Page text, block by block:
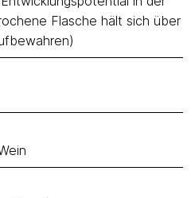
Flasche hält sich über